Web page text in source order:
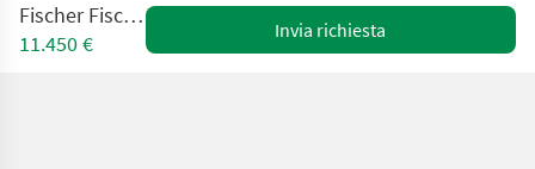
Fischer Fischer BV3
11.450 €
Invia richiesta